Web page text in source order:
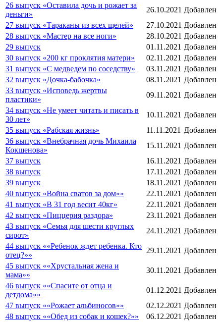
26 выпуск «Оставила дочь и рожает за
деньги»
26.10.2021 Добавлен
27 выпуск «Тараканы из всех щелей»
27.10.2021 Добавлен
28 выпуск «Мастер на все ноги»
28.10.2021 Добавлен
29 выпуск
01.11.2021 Добавлен
30 выпуск «200 кг проклятия матери»
02.11.2021 Добавлен
31 выпуск «С медведем по соседству»
03.11.2021 Добавлен
32 выпуск «Дочка-бабочка»
08.11.2021 Добавлен
33 выпуск «Исповедь жертвы
пластики»
09.11.2021 Добавлен
34 выпуск «Не умеет читать и писать в
30 лет»
10.11.2021 Добавлен
35 выпуск «Рабская жизнь»
11.11.2021 Добавлен
36 выпуск «Внебрачная дочь Михаила
Кокшенова»
15.11.2021 Добавлен
37 выпуск
16.11.2021 Добавлен
38 выпуск
17.11.2021 Добавлен
39 выпуск
18.11.2021 Добавлен
40 выпуск «Война сватов за дом»»
22.11.2021 Добавлен
41 выпуск «В 31 год весит 40кг»
22.11.2021 Добавлен
42 выпуск «Пиццерия раздора»
23.11.2021 Добавлен
43 выпуск «Семья для шести круглых
сирот»
24.11.2021 Добавлен
44 выпуск ««Ребенок ждет ребенка. Кто
отец?»»
29.11.2021 Добавлен
45 выпуск ««Хрустальная жена и
мама»»
30.11.2021 Добавлен
46 выпуск ««Спасите от отца и
детдома»»
01.12.2021 Добавлен
47 выпуск ««Рожает альбиносов»»
02.12.2021 Добавлен
48 выпуск ««Обед из собак и кошек?»»
06.12.2021 Добавлен